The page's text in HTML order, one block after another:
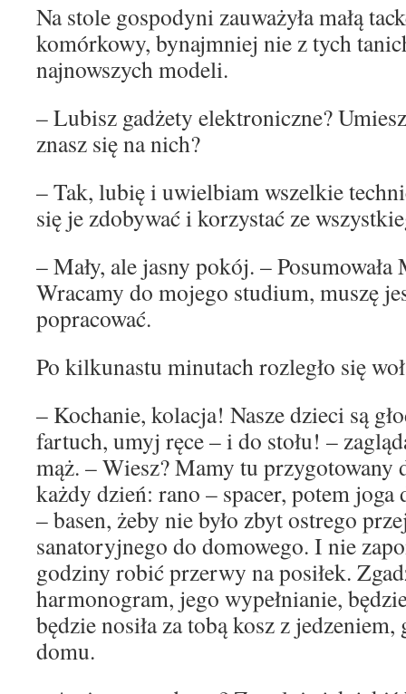
Na stole gospodyni zauważyła małą
komórkowy, bynajmniej nie z tych
najnowszych modeli.
– Lubisz gadżety elektroniczne?
znasz się na nich?
– Tak, lubię i uwielbiam wszelkie
się je zdobywać i korzystać ze
– Mały, ale jasny pokój. –
Wracamy do mojego studium, muszę
popracować.
Po kilkunastu minutach rozległo się
– Kochanie, kolacja! Nasze dzieci są
fartuch, umyj ręce – i do stołu! –
mąż. – Wiesz? Mamy tu przygotowany
każdy dzień: rano – spacer, potem
– basen, żeby nie było zbyt ostrego
sanatoryjnego do domowego. I nie
godziny robić przerwy na posiłek.
harmonogram, jego wypełnianie,
będzie nosiła za tobą kosz z jedzeniem,
domu.